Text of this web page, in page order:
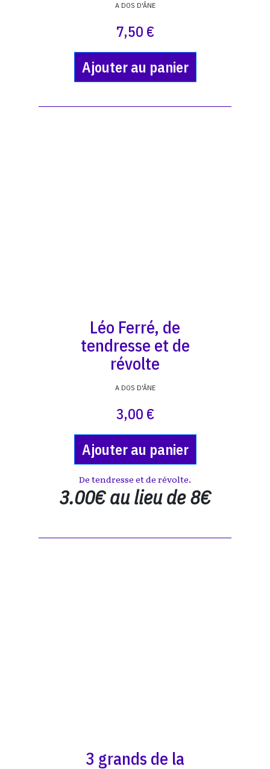
A DOS D'ÂNE
7,50 €
Ajouter au panier
Léo Ferré, de
tendresse et de
révolte
A DOS D'ÂNE
3,00 €
Ajouter au panier
De tendresse et de révolte.
3.00€ au lieu de 8€
3 grands de la